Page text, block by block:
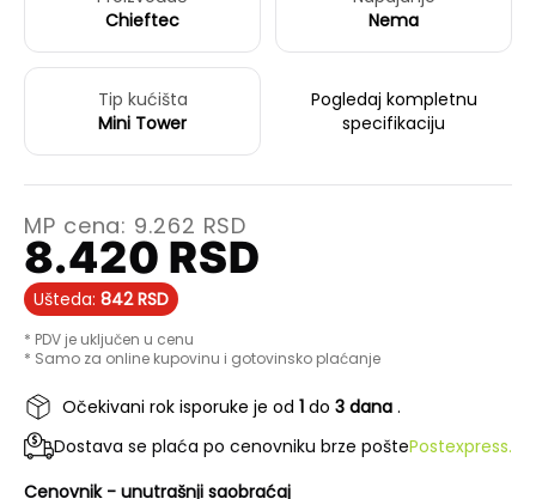
Chieftec
Nema
Tip kućišta
Mini Tower
Pogledaj kompletnu
specifikaciju
MP cena: 9.262 RSD
8.420 RSD
Ušteda: 842 RSD
* PDV je uključen u cenu
* Samo za online kupovinu i gotovinsko plaćanje
Očekivani rok isporuke je od 1 do 3 dana .
Dostava se plaća po cenovniku brze poštePostexpress.
Cenovnik - unutrašnji saobraćaj